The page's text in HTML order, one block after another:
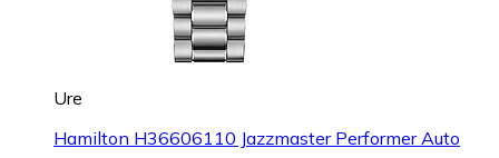
Ure
Hamilton H36606110 Jazzmaster Performer Auto